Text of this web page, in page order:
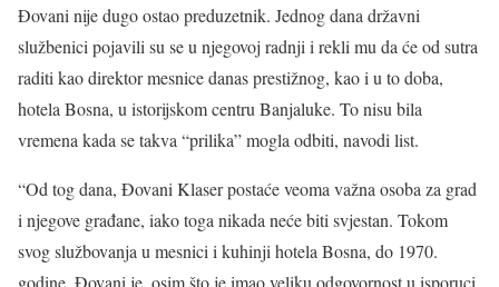
Đovani nije dugo ostao preduzetnik. Jednog dana državni
službenici pojavili su se u njegovoj radnji i rekli mu da će od sutra
raditi kao direktor mesnice danas prestižnog, kao i u to doba,
hotela Bosna, u istorijskom centru Banjaluke. To nisu bila
vremena kada se takva “prilika” mogla odbiti, navodi list.
“Od tog dana, Đovani Klaser postaće veoma važna osoba za grad
i njegove građane, iako toga nikada neće biti svjestan. Tokom
svog službovanja u mesnici i kuhinji hotela Bosna, do 1970.